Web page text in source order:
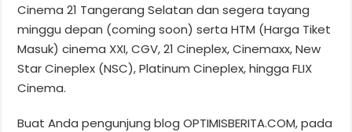
Cinema 21 Tangerang Selatan dan segera tayang
minggu depan (coming soon) serta HTM (Harga Tiket
Masuk) cinema XXI, CGV, 21 Cineplex, Cinemaxx, New
Star Cineplex (NSC), Platinum Cineplex, hingga FLIX
Cinema.
Buat Anda pengunjung blog OPTIMISBERITA.COM, pada